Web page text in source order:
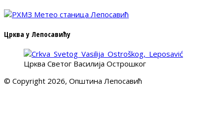
Црква у Лепосавићу
Црква Светог Василија Острошког
© Copyright 2026, Општина Лепосавић